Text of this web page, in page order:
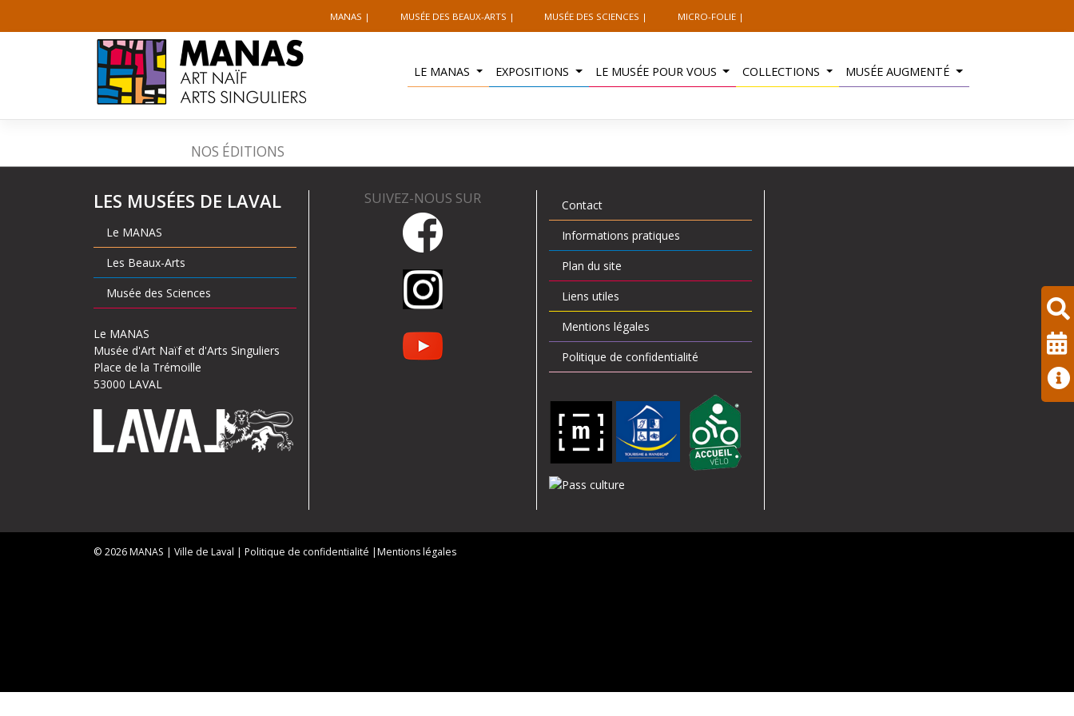
MANAS MUSÉE DES BEAUX-ARTS MUSÉE DES SCIENCES MICRO-FOLIE
content
LE MANAS EXPOSITIONS LE MUSÉE POUR VOUS COLLECTIONS MUSÉE AUGMENTÉ
NOS ÉDITIONS
LES MUSÉES DE LAVAL
Le MANAS
Les Beaux-Arts
Musée des Sciences
Le MANAS
Musée d'Art Naïf et d'Arts Singuliers
Place de la Trémoille
53000 LAVAL
SUIVEZ-NOUS SUR
Contact
Informations pratiques
Plan du site
Liens utiles
Mentions légales
Politique de confidentialité
© 2026MANAS | Ville de Laval | Politique de confidentialité | Mentions légales